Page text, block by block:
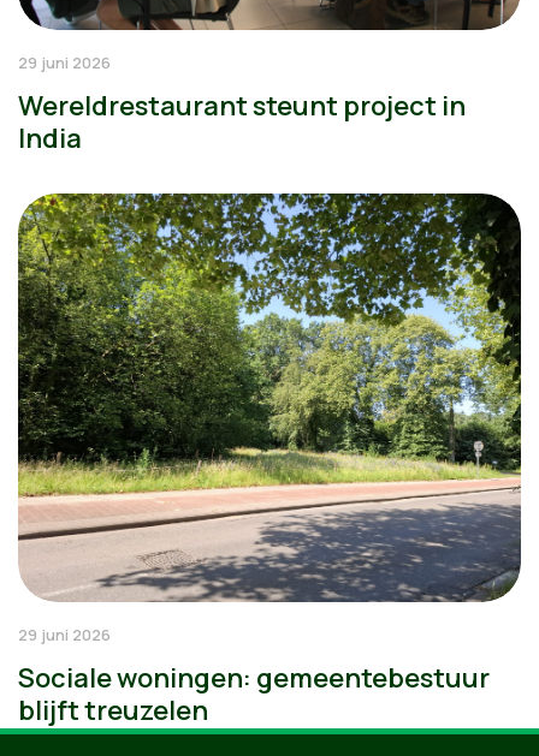
29 juni 2026
Wereldrestaurant steunt project in
India
29 juni 2026
Sociale woningen: gemeentebestuur
blijft treuzelen